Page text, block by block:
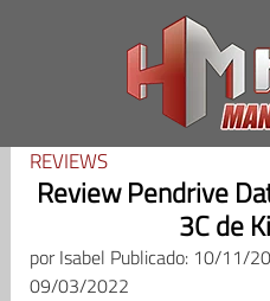
REVIEWS
Review Pendrive
3C de
porIsabel Publicado: 10/11/
09/03/2022